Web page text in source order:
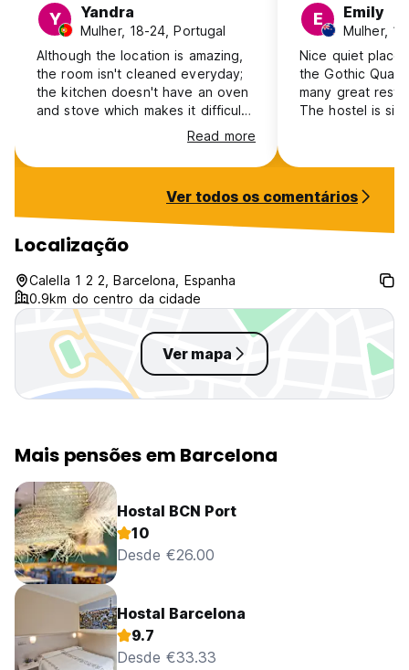
Sala de jantar com frigorífico, micro-ondas e canto de estar
Informação turística e mapa de ruas grátis
*Aluguer de bicicletas (com fornecimento externo)
2 casas de banho para uso comum com WC e duche
Ar condicionado nas áreas comuns e aquecimento em todo
o Hostal (Auto-translated from original language)
Y Yandra
Mulher, 18-24, Portugal
Although the location is amazing,
the room isn't cleaned everyday;
the kitchen doesn't have an oven
and stove which makes it difficult
to cook anything. The staff was
almost never around. They just
showed us the room really quick
Read more
E Emily
Nice quiet place
the Gothic
many great
The hostel is
would stay again
Ver todos os comentários
Localização
Calella 1 2 2, Barcelona, Espanha
0.9km do centro da cidade
Ver mapa
Mais pensões em Barcelona
Hostal BCN Port
10
Desde €26.00
Hostal Barcelona
9.7
Desde €33.33